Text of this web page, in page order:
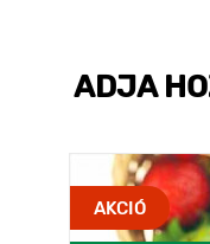
ADJA
AKCIÓ